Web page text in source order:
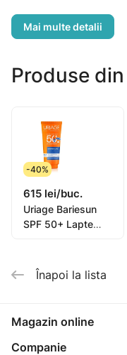
lasă o senzație de
Mod de utilizare: se
A se păstra la loc
extern. Testat sub
oftalmologic.
Produse
-40%
615 lei/buc.
Uriage Bariesun
SPF 50+ Lapte
Înapoi la lista
Magazin online
Companie